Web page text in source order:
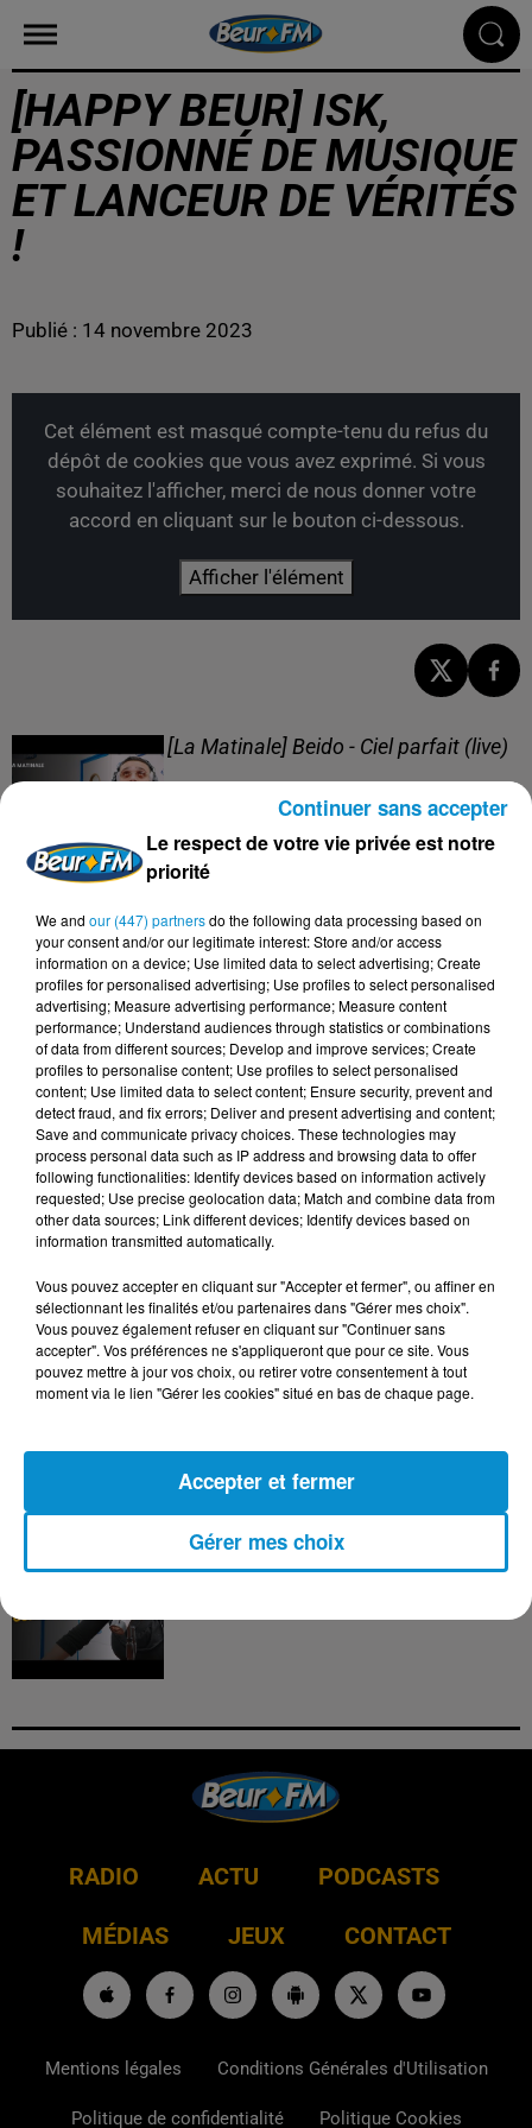
[HAPPY BEUR] ISK,
PASSIONNÉ DE MUSIQUE
ET LANCEUR DE VÉRITÉS
!
Publié : 14 novembre 2023
Cet élément est masqué compte-tenu du refus du
dépôt de cookies que vous avez exprimé. Si vous
souhaitez l'afficher, merci de nous donner votre
accord en cliquant sur le bouton ci-dessous.
Afficher l'élément
[La Matinale] Beido - Ciel parfait (live)
en "Quatre saisons" !
[Happy Beur] Cheb Momo - Oxygène
(live)
[Happy Beur] Cheb Momo - Ndamt 3lik
(live)
[Happy Beur] Cheb Momo, figure
emblématique de la nouvelle scène
[La Matinale] Jamila Zeghoudi,
journaliste : "j’ai toujours...
RADIO ACTU PODCASTS
MÉDIAS JEUX CONTACT
Mentions légales Conditions Générales d'Utilisation
Politique de confidentialité Politique Cookies
Le respect de votre vie privée est notre
priorité
We and our (447) partnersdo the following data processing based on
your consent and/or our legitimate interest: Store and/or access
information on a device; Use limited data to select advertising; Create
profiles for personalised advertising; Use profiles to select personalised
advertising; Measure advertising performance; Measure content
performance; Understand audiences through statistics or combinations
of data from different sources; Develop and improve services; Create
profiles to personalise content; Use profiles to select personalised
content; Use limited data to select content; Ensure security, prevent and
detect fraud, and fix errors; Deliver and present advertising and content;
Save and communicate privacy choices. These technologies may
process personal data such as IP address and browsing data to offer
following functionalities: Identify devices based on information actively
requested; Use precise geolocation data; Match and combine data from
other data sources; Link different devices; Identify devices based on
information transmitted automatically.
Vous pouvez accepter en cliquant sur "Accepter et fermer", ou affiner en
sélectionnant les finalités et/ou partenaires dans "Gérer mes choix".
Vous pouvez également refuser en cliquant sur "Continuer sans
accepter". Vos préférences ne s'appliqueront que pour ce site. Vous
pouvez mettre à jour vos choix, ou retirer votre consentement à tout
moment via le lien "Gérer les cookies" situé en bas de chaque page.
Gérer mes choix
Accepter et fermer
Continuer sans accepter